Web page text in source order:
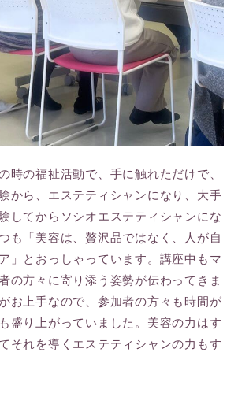
時の福祉活動で、手に触れただけで、
から、エステティシャンになり、大手
してからソシオエステティシャンにな
も「美容は、贅沢品ではなく、人が自
」とおっしゃっています。講座中もマ
の方々に寄り添う姿勢が伝わってきま
お上手なので、参加者の方々も時間が
盛り上がっていました。美容の力はす
それを導くエステティシャンの力もす